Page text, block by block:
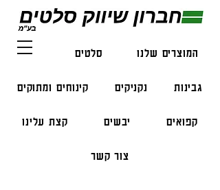
המוצרים שלנו סלטים דגים
גבינות נקניקים קינוחים ומתוקים
קפואים יבשים קצת עלינו
צור קשר